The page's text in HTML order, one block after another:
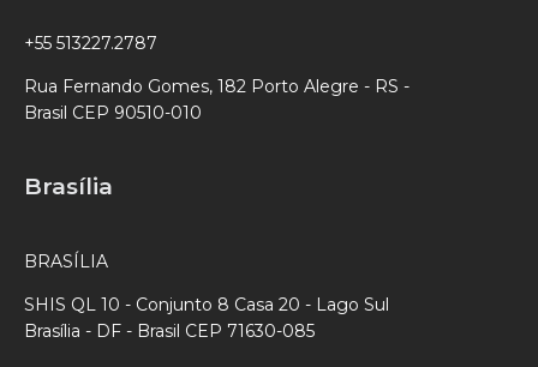
+55 513227.2787
Rua Fernando Gomes, 182 Porto Alegre - RS -
Brasil CEP 90510-010
Brasília
BRASÍLIA
SHIS QL 10 - Conjunto 8 Casa 20 - Lago Sul
Brasília - DF - Brasil CEP 71630-085